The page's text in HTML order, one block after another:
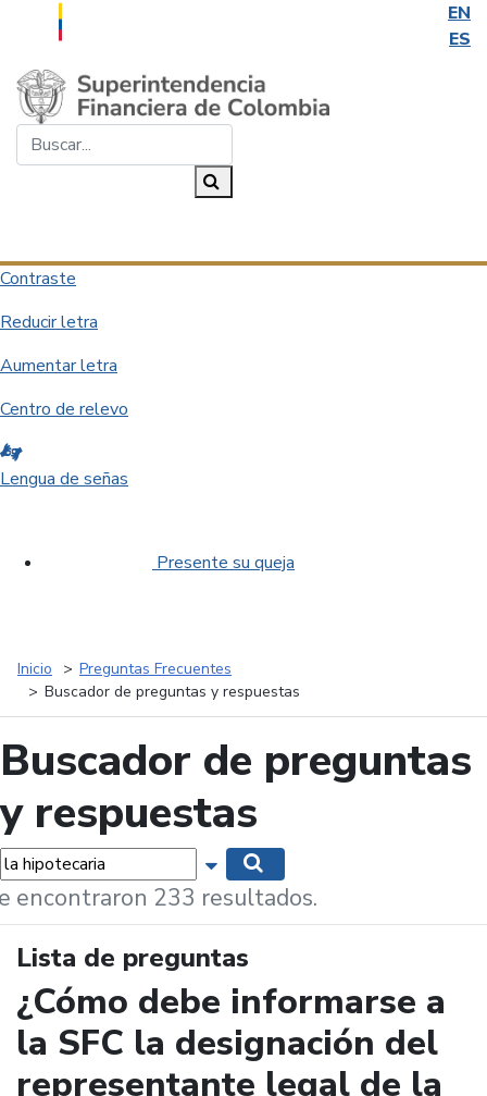
EN
ES
Saltar al contenido principal
Contraste
Reducir letra
Aumentar letra
Centro de relevo
Lengua de señas
Presente su queja
Inicio
Preguntas Frecuentes
Buscador de preguntas y respuestas
Buscador de preguntas
y respuestas
Mostrar opciones de búsqueda
encontraron 233 resultados.
Lista de preguntas
¿Cómo debe informarse a
la SFC la designación del
representante legal de la